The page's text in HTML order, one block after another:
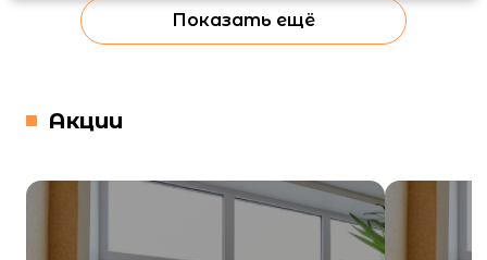
Показать ещё
Акции